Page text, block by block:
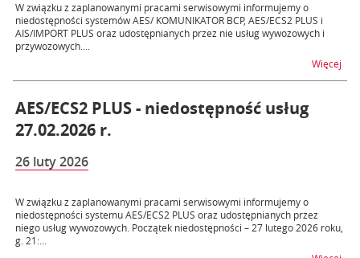
W związku z zaplanowanymi pracami serwisowymi informujemy o
niedostępności systemów AES/ KOMUNIKATOR BCP, AES/ECS2 PLUS i
AIS/IMPORT PLUS oraz udostępnianych przez nie usług wywozowych i
przywozowych....
Więcej
AES/ECS2 PLUS - niedostępność usług
27.02.2026 r.
26 luty 2026
W związku z zaplanowanymi pracami serwisowymi informujemy o
niedostępności systemu AES/ECS2 PLUS oraz udostępnianych przez
niego usług wywozowych. Początek niedostępności – 27 lutego 2026 roku,
g. 21:...